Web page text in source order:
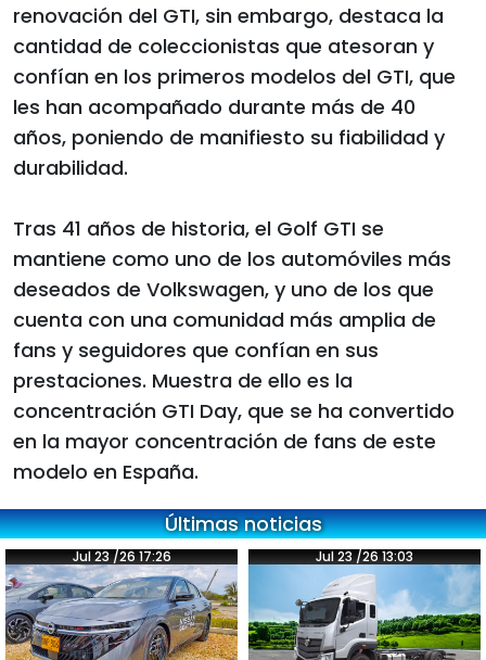
renovación del GTI, sin embargo, destaca la
cantidad de coleccionistas que atesoran y
confían en los primeros modelos del GTI, que
les han acompañado durante más de 40
años, poniendo de manifiesto su fiabilidad y
durabilidad.
Tras 41 años de historia, el Golf GTI se
mantiene como uno de los automóviles más
deseados de Volkswagen, y uno de los que
cuenta con una comunidad más amplia de
fans y seguidores que confían en sus
prestaciones. Muestra de ello es la
concentración GTI Day, que se ha convertido
en la mayor concentración de fans de este
modelo en España.
Últimas noticias
Jul 23 /26 17:26 Jul 23 /26 13:03